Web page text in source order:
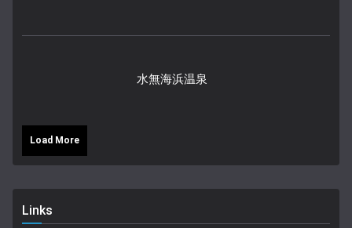
水無海浜温泉
Load More
Links